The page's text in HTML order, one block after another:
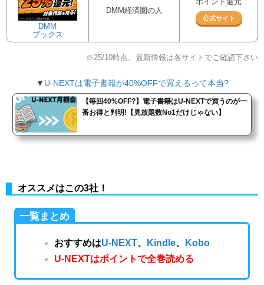
DMM
ブックス
DMM経済圏の人
公式サイト
※25/10時点。最新情報は各サイトでご確認下さい
▼ U-NEXTは電子書籍が40%OFFで買えるって本当?
【毎回40%OFF?】電子書籍はU-NEXTで買うのが一
番お得と判明!【見放題数No1だけじゃない】
オススメはこの3社！
一覧まとめ
おすすめはU-NEXT、 Kindle、
Kobo
U-NEXTはポイントで全巻読める